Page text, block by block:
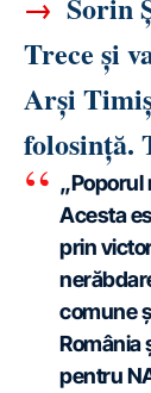
Trece și
Arși
folosință.
„Poporul
Acesta
prin
comune
România
pentru